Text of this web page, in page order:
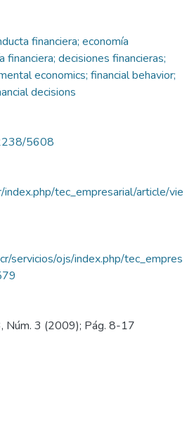
financiera; economía
decisiones financieras;
economics; financial behavior;
decisions
5608
index.php/tec_empresarial/article/vie
servicios/ojs/index.php/tec_empres
Núm. 3 (2009); Pág. 8-17